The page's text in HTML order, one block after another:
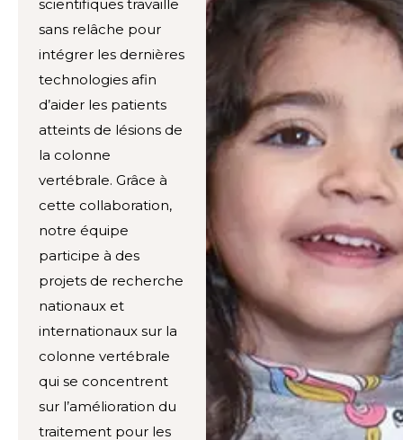
scientifiques travaille
sans relâche pour
intégrer les dernières
technologies afin
d’aider les patients
atteints de lésions de
la colonne
vertébrale. Grâce à
cette collaboration,
notre équipe
participe à des
projets de recherche
nationaux et
internationaux sur la
colonne vertébrale
qui se concentrent
sur l’amélioration du
traitement pour les